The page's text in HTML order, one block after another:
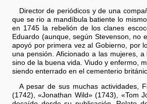
Director de periódicos y de una
que se rio a mandíbula batiente lo
en 1745 la rebelión de los clanes
Eduardo (aunque, según Stevenson, no
apoyó por primera vez al Gobierno, por
una pensión. Aficionado a las mujeres,
sino de la buena vida. Viudo y enfermo,
siendo enterrado en el cementerio
A pesar de sus muchas actividades,
(1742), «Jonathan Wild» (1743), «Tom